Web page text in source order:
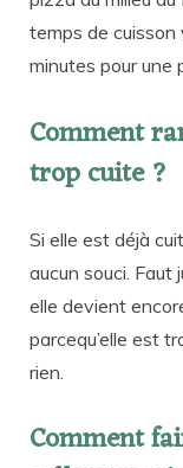
temps de
minutes pour une
Comment
trop cuite ?
Si elle est déjà
aucun souci. Faut
elle devient
parcequ’elle est
rien.
Comment